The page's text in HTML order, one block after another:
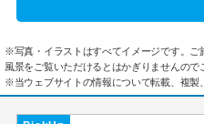
※写真・イラストはすべてイメージです。ご
風景をご覧いただけるとはかぎりませんので
※当ウェブサイトの情報について転載、複製